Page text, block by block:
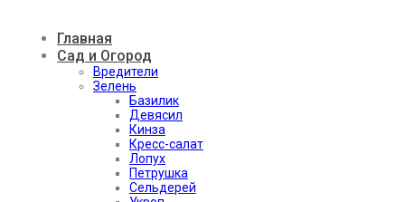
Главная
Сад и Огород
Вредители
Зелень
Базилик
Девясил
Кинза
Кресс-салат
Лопух
Петрушка
Сельдерей